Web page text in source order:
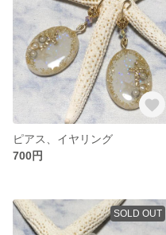
ピアス、イヤリング
700円
SOLD OUT